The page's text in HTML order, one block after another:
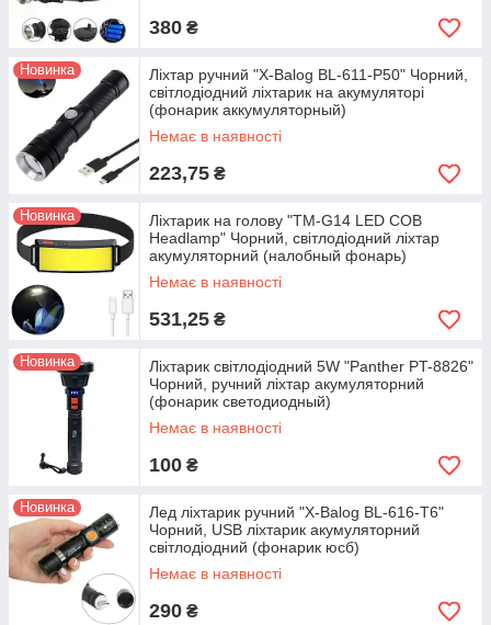
380 ₴
Новинка
Ліхтар ручний "X-Balog BL-611-P50" Чорний,
світлодіодний ліхтарик на акумуляторі
(фонарик аккумуляторный)
Немає в наявності
223,75 ₴
Новинка
Ліхтарик на голову "TM-G14 LED COB
Headlamp" Чорний, світлодіодний ліхтар
акумуляторний (налобный фонарь)
Немає в наявності
531,25 ₴
Новинка
Ліхтарик світлодіодний 5W "Panther PT-8826"
Чорний, ручний ліхтар акумуляторний
(фонарик светодиодный)
Немає в наявності
100 ₴
Новинка
Лед ліхтарик ручний "X-Balog BL-616-T6"
Чорний, USB ліхтарик акумуляторний
світлодіодний (фонарик юсб)
Немає в наявності
290 ₴